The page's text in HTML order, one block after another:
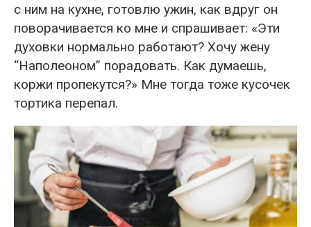
с ним на кухне, готовлю ужин, как вдруг он
поворачивается ко мне и спрашивает: «Эти
духовки нормально работают? Хочу жену
“Наполеоном” порадовать. Как думаешь,
коржи пропекутся?» Мне тогда тоже кусочек
тортика перепал.